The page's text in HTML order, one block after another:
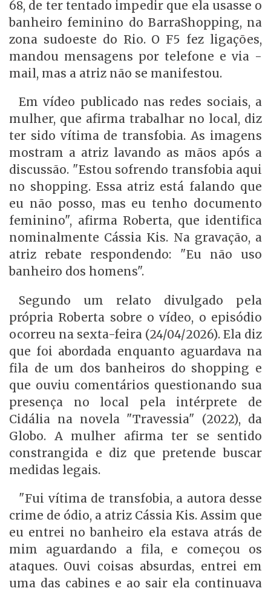
68, de ter tentado impedir que ela usasse o
banheiro feminino do BarraShopping, na
zona sudoeste do Rio. O F5 fez ligações,
mandou mensagens por telefone e via -
mail, mas a atriz não se manifestou.
Em vídeo publicado nas redes sociais, a
mulher, que afirma trabalhar no local, diz
ter sido vítima de transfobia. As imagens
mostram a atriz lavando as mãos após a
discussão. "Estou sofrendo transfobia aqui
no shopping. Essa atriz está falando que
eu não posso, mas eu tenho documento
feminino", afirma Roberta, que identifica
nominalmente Cássia Kis. Na gravação, a
atriz rebate respondendo: "Eu não uso
banheiro dos homens".
Segundo um relato divulgado pela
própria Roberta sobre o vídeo, o episódio
ocorreu na sexta-feira (24/04/2026). Ela diz
que foi abordada enquanto aguardava na
fila de um dos banheiros do shopping e
que ouviu comentários questionando sua
presença no local pela intérprete de
Cidália na novela "Travessia" (2022), da
Globo. A mulher afirma ter se sentido
constrangida e diz que pretende buscar
medidas legais.
"Fui vítima de transfobia, a autora desse
crime de ódio, a atriz Cássia Kis. Assim que
eu entrei no banheiro ela estava atrás de
mim aguardando a fila, e começou os
ataques. Ouvi coisas absurdas, entrei em
uma das cabines e ao sair ela continuava